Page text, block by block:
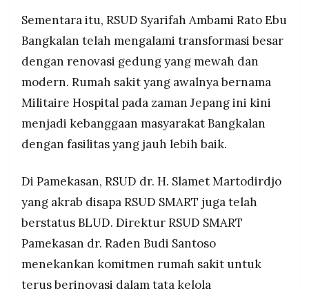
Sementara itu, RSUD Syarifah Ambami Rato Ebu
Bangkalan telah mengalami transformasi besar
dengan renovasi gedung yang mewah dan
modern. Rumah sakit yang awalnya bernama
Militaire Hospital pada zaman Jepang ini kini
menjadi kebanggaan masyarakat Bangkalan
dengan fasilitas yang jauh lebih baik.
Di Pamekasan, RSUD dr. H. Slamet Martodirdjo
yang akrab disapa RSUD SMART juga telah
berstatus BLUD. Direktur RSUD SMART
Pamekasan dr. Raden Budi Santoso
menekankan komitmen rumah sakit untuk
terus berinovasi dalam tata kelola